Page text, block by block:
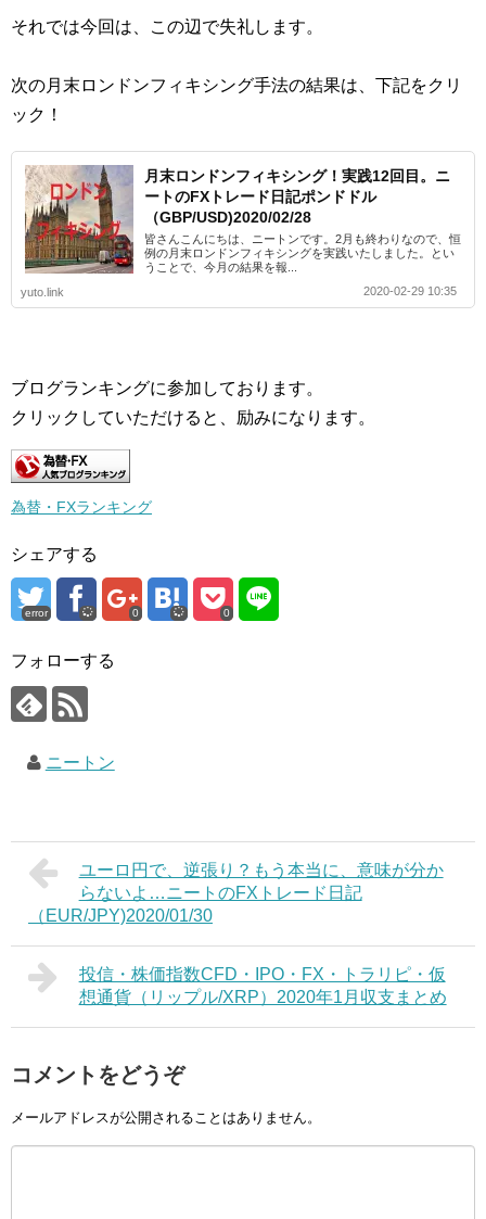
それでは今回は、この辺で失礼します。
次の月末ロンドンフィキシング手法の結果は、下記をクリ
ック！
月末ロンドンフィキシング！実践12回目。ニ
ートのFXトレード日記ポンドドル
（GBP/USD)2020/02/28
皆さんこんにちは、ニートンです。2月も終わりなので、恒
例の月末ロンドンフィキシングを実践いたしました。とい
うことで、今月の結果を報...
yuto.link
2020-02-29 10:35
ブログランキングに参加しております。
クリックしていただけると、励みになります。
為替・FXランキング
シェアする
error 0 0
フォローする
ニートン
ユーロ円で、逆張り？もう本当に、意味が分か
らないよ…ニートのFXトレード日記
（EUR/JPY)2020/01/30
投信・株価指数CFD・IPO・FX・トラリピ・仮
想通貨（リップル/XRP）2020年1月収支まとめ
コメントをどうぞ
メールアドレスが公開されることはありません。